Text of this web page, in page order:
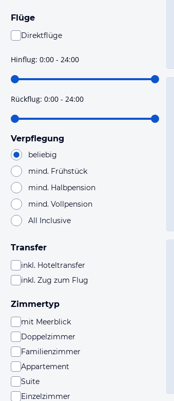
Flüge
Direktflüge
hoher Wahrscheinlichkeit Direktflüge sind. Bitte
prüfe vor der Buchung noch einmal die Flugdetails.
Hinflug: 0:00 - 24:00
Rückflug: 0:00 - 24:00
Verpflegung
beliebig
mind. Frühstück
mind. Halbpension
mind. Vollpension
All Inclusive
Transfer
inkl. Hoteltransfer
inkl. Zug zum Flug
Zimmertyp
mit Meerblick
Doppelzimmer
Familienzimmer
Appartement
Suite
Einzelzimmer